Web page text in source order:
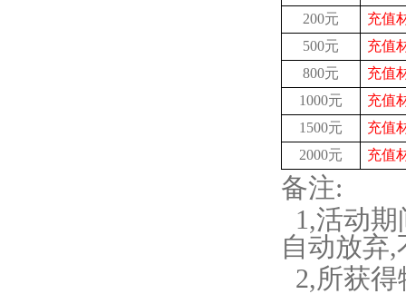
200元
充值
500元
充值
800元
充值
1000元
充值
1500元
充值
2000元
充值
备注:
1,活动期
自动放弃,
2,所获